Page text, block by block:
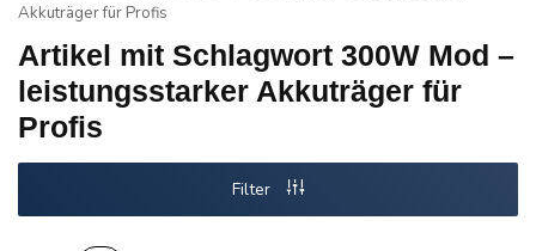
Akkuträger für Profis
Artikel mit Schlagwort 300W Mod –
leistungsstarker Akkuträger für
Profis
Filter